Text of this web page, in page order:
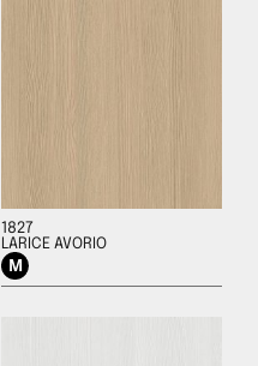
1827
LARICE AVORIO